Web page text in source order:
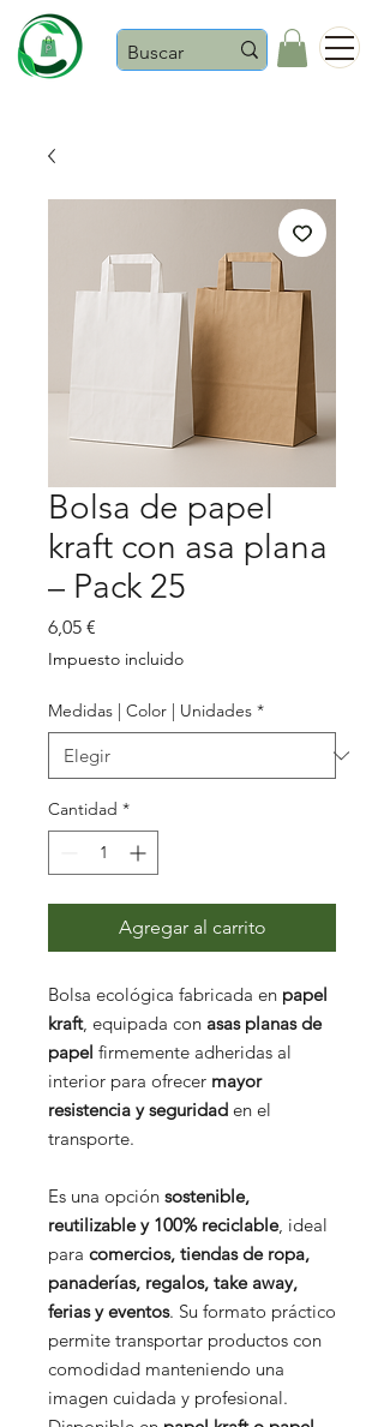
Bolsa de papel
kraft con asa plana
– Pack 25
6,05 €
Impuesto incluido
Medidas | Color | Unidades *
Cantidad *
Agregar al carrito
Bolsa ecológica fabricada en papel
kraft, equipada con asas planas de
papel firmemente adheridas al
interior para ofrecer mayor
resistencia y seguridad en el
transporte.
Es una opción sostenible,
reutilizable y 100% reciclable, ideal
para comercios, tiendas de ropa,
panaderías, regalos, take away,
ferias y eventos. Su formato práctico
permite transportar productos con
comodidad manteniendo una
imagen cuidada y profesional.